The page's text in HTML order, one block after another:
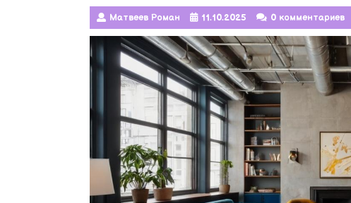
Матвеев Роман 11.10.2025 0 комментариев